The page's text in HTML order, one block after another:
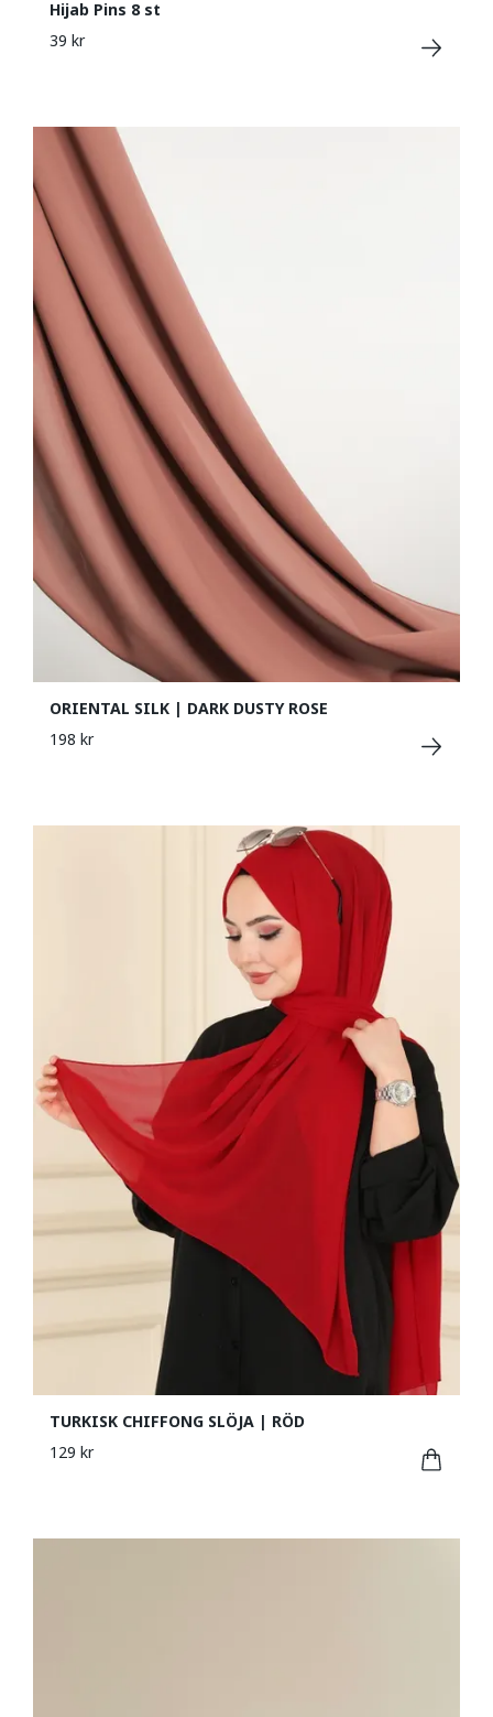
Hijab Pins 8 st
39 kr
ORIENTAL SILK | DARK DUSTY ROSE
198 kr
TURKISK CHIFFONG SLÖJA | RÖD
129 kr